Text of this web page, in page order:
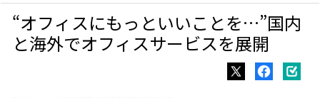
“オフィスにもっといいことを…”国内
と海外でオフィスサービスを展開